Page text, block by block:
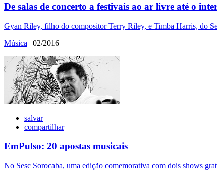
De salas de concerto a festivais ao ar livre até o
Gyan Riley, filho do compositor Terry Riley, e Timba Harris, do
Música | 02/2016
salvar
compartilhar
EmPulso: 20 apostas musicais
No Sesc Sorocaba, uma edição comemorativa com dois shows